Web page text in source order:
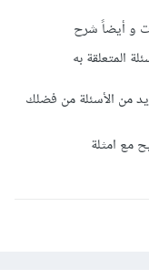
و أيضاً شرح
المتعلقة به
من الأسئلة من فضلك
مع امثلة